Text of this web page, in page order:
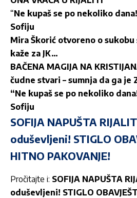
“Ne kupaš se po nekoliko
Sofiju
Mira Škorić otvoreno o sukobu
kaže za JK…
BAČENA MAGIJA NA
čudne stvari – sumnja da ga je
“Ne kupaš se po nekoliko
Sofiju
SOFIJA NAPUŠTA
oduševljeni! STIGLO
HITNO PAKOVANJE!
Pročitajte i: SOFIJA NAPUŠTA
oduševljeni! STIGLO